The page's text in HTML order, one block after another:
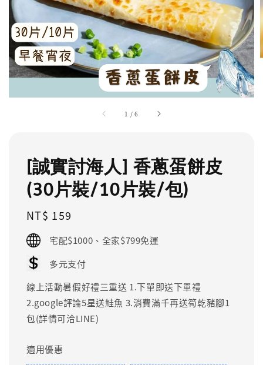
1 /6
[誠實討海人] 香蔥蛋餅皮
(30片裝/10片裝/包)
Regular
price
NT$ 159
宅配$1000、全家$799免運
多元支付
線上活動暑假好禮三重送 1.下單即送下單禮
2.google評論5星送鮭魚 3.消費滿千再送筍乾豬腳1
包(詳情可洽LINE)
適用優惠